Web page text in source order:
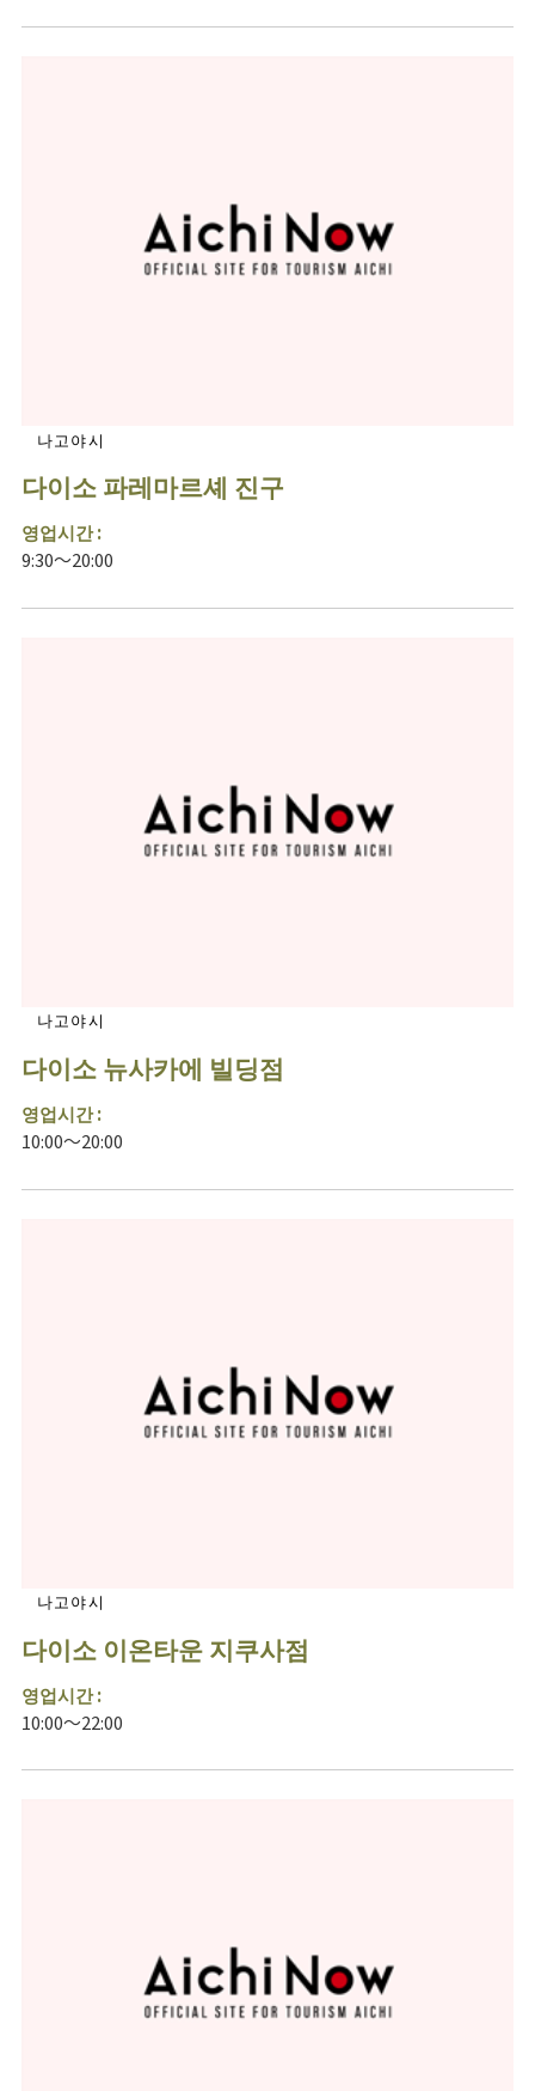
나고야시
다이소 파레마르셰 진구
영업시간 :
9:30～20:00
나고야시
다이소 뉴사카에 빌딩점
영업시간 :
10:00～20:00
나고야시
다이소 이온타운 지쿠사점
영업시간 :
10:00～22:00